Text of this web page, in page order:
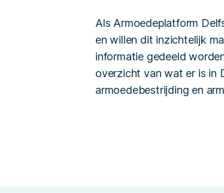
Als Armoedeplatform
en willen dit inzichtelijk
informatie gedeeld
overzicht van wat er is in
armoedebestrijding en